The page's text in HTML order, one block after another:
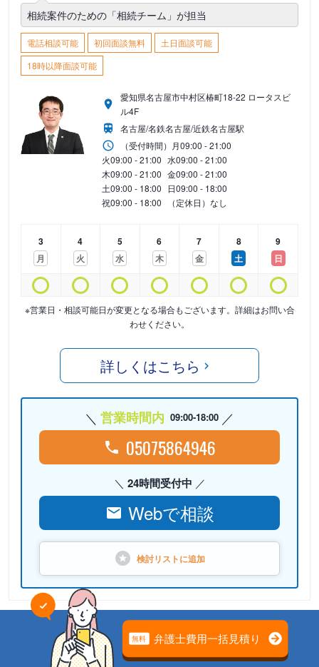
相続案件のための「相続チーム」が担当
電話相談可能 初回面談無料
土日面談可能
18時以降面談可能
愛知県名古屋市中村区椿町18-22 ロータスビ
ル4F
名古屋/名鉄名古屋/近鉄名古屋駅
（受付時間） 月09:00 - 21:00
火09:00 - 21:00 水09:00 - 21:00
木09:00 - 21:00 金09:00 - 21:00
土09:00 - 18:00 日09:00 - 18:00
祝09:00 - 18:00 （定休日）なし
3
月
4
火
5
水
6
木
7
金
8
土
9
日
※営業日・相談可能日が変更となる場合もございます。詳細はお問い合
わせください。
詳しくはこちら
営業時間内 09:00-18:00
05075864946
24時間受付中
Webで相談
検討リストに追加
弁護士法人心（本部） PR